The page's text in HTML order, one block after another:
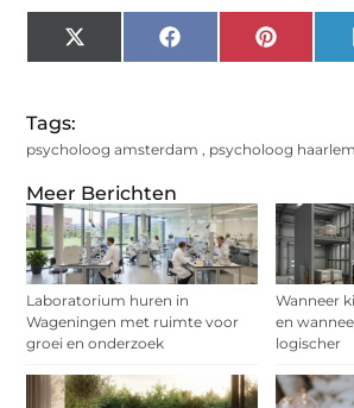
Meer Berichten
Laboratorium huren in
Wageningen met ruimte voor
groei en onderzoek
Wanneer
en
logischer
X
(Twitter)
Facebook Pinterest
Tags:
psycholoog amsterdam psycholoog haarlem